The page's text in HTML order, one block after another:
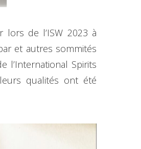
de l’ISW 2023 à
et autres sommités
l’International Spirits
qualités ont été